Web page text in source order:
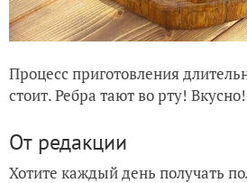
Процесс приготовления
стоит. Ребра тают во рту!
От редакции
Хотите каждый день получать